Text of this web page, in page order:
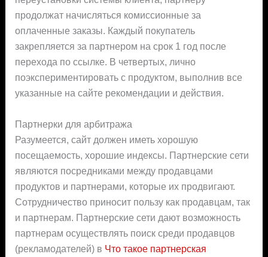
продолжат начисляться комиссионные за
оплаченные заказы. Каждый покупатель
закрепляется за партнером на срок 1 год после
перехода по ссылке. В четвертых, лично
поэкспериментировать с продуктом, выполнив все
указанные на сайте рекомендации и действия.
Партнерки для арбитража
Разумеется, сайт должен иметь хорошую
посещаемость, хорошие индексы. Партнерские сети
являются посредниками между продавцами
продуктов и партнерами, которые их продвигают.
Сотрудничество приносит пользу как продавцам, так
и партнерам. Партнерские сети дают возможность
партнерам осуществлять поиск среди продавцов
(рекламодателей) в Что такое партнерская